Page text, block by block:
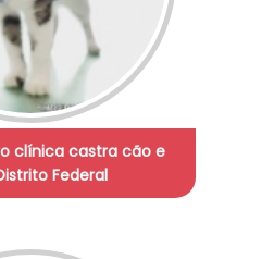
clínica castra cão e
Federal